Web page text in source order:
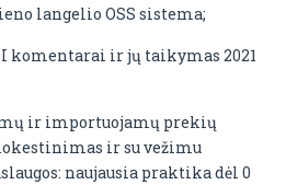
langelio OSS sistema;
komentarai ir jų taikymas 2021
ir importuojamų prekių
ir su vežimu
naujausia praktika dėl 0